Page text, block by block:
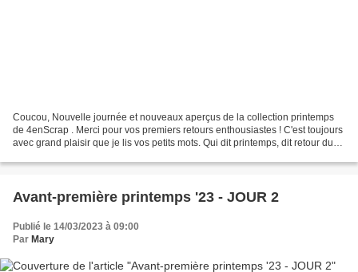
Coucou, Nouvelle journée et nouveaux aperçus de la collection printemps
de 4enScrap . Merci pour vos premiers retours enthousiastes ! C'est toujours
avec grand plaisir que je lis vos petits mots. Qui dit printemps, dit retour du
Avant-première printemps '23 - JOUR 2
Publié le 14/03/2023 à 09:00
Par Mary